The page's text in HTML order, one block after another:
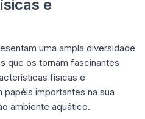
e
uma ampla diversidade
que os tornam fascinantes
físicas e
importantes na sua
ambiente aquático.